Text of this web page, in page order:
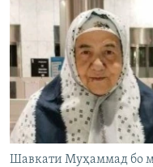
Шавкати Муҳаммад бо